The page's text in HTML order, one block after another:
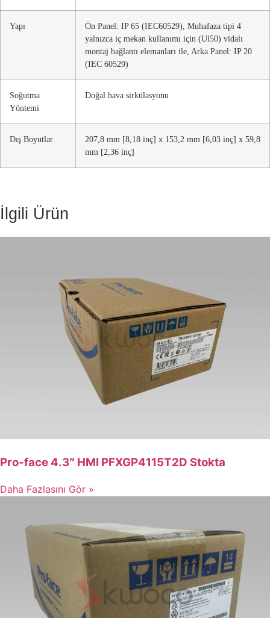
Yapı
Ön Panel: IP 65 (IEC60529), Muhafaza tipi 4
yalnızca iç mekan kullanımı için (Ul50) vidalı
montaj bağlantı elemanları ile, Arka Panel: IP 20
(IEC 60529)
Soğutma
Yöntemi
Doğal hava sirkülasyonu
Dış Boyutlar
207,8 mm [8,18 inç] x 153,2 mm [6,03 inç] x 59,8
mm [2,36 inç]
İlgili Ürün
Pro-face 4.3″ HMI PFXGP4115T2D Stokta
Daha Fazlasını Gör »